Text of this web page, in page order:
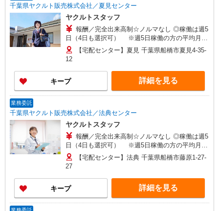
千葉県ヤクルト販売株式会社／夏見センター
ヤクルトスタッフ
報酬／完全出来高制☆ノルマなし ◎稼働は週5
日（4日も選択可） ※週5日稼働の方の平均月収
27万円 「あなたに合わせた」働き方ができます。
働き方やご希望の収入など、お気軽にお問い合わ
方が活躍中！
【宅配センター】夏見 千葉県船橋市夏見4-35-
12
キープ 詳細を見る
業務委託
千葉県ヤクルト販売株式会社／法典センター
ヤクルトスタッフ
報酬／完全出来高制☆ノルマなし ◎稼働は週5
日（4日も選択可） ※週5日稼働の方の平均月収
27万円 「あなたに合わせた」働き方ができます。
働き方やご希望の収入など、お気軽にお問い合わ
方が活躍中！
【宅配センター】法典 千葉県船橋市藤原1-27-
27
キープ 詳細を見る